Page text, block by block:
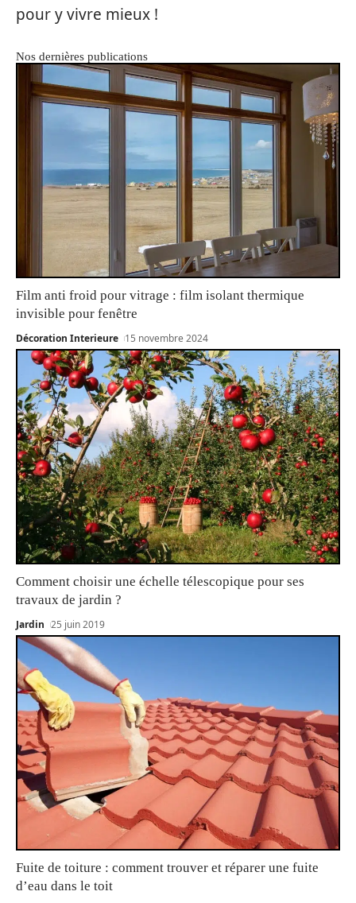
pour y vivre mieux !
Nos dernières publications
Film anti froid pour vitrage : film isolant thermique
invisible pour fenêtre
Décoration Interieure 15 novembre 2024
Comment choisir une échelle télescopique pour ses
travaux de jardin ?
Jardin 25 juin 2019
Fuite de toiture : comment trouver et réparer une fuite
d’eau dans le toit